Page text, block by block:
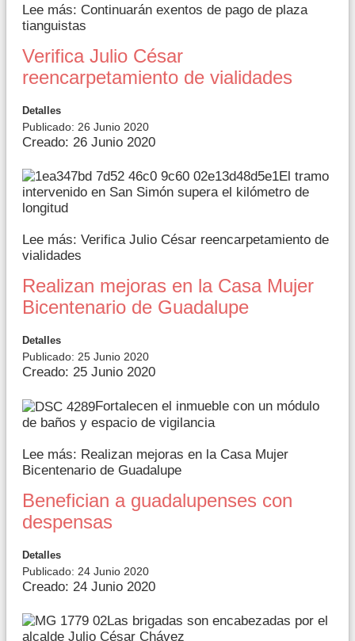
Lee más: Continuarán exentos de pago de plaza
tianguistas
Verifica Julio César
reencarpetamiento de vialidades
Detalles
Publicado: 26 Junio 2020
Creado: 26 Junio 2020
El tramo
intervenido en San Simón supera el kilómetro de
longitud
Lee más: Verifica Julio César reencarpetamiento de
vialidades
Realizan mejoras en la Casa Mujer
Bicentenario de Guadalupe
Detalles
Publicado: 25 Junio 2020
Creado: 25 Junio 2020
Fortalecen el inmueble con un módulo
de baños y espacio de vigilancia
Lee más: Realizan mejoras en la Casa Mujer
Bicentenario de Guadalupe
Benefician a guadalupenses con
despensas
Detalles
Publicado: 24 Junio 2020
Creado: 24 Junio 2020
Las brigadas son encabezadas por el
alcalde Julio César Chávez